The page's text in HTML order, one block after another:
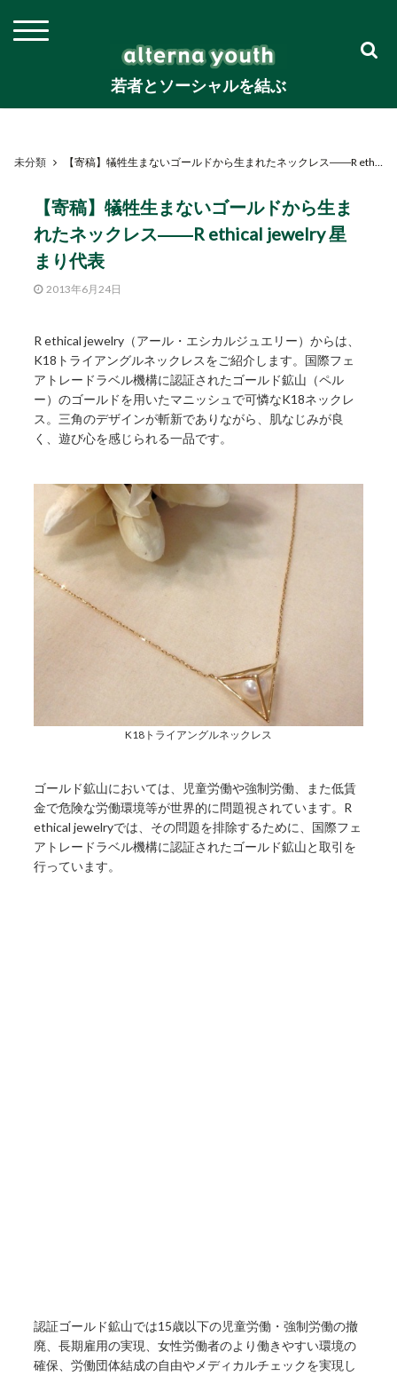
若者とソーシャルを結ぶ
未分類 【寄稿】犠牲生まないゴールドから生まれたネックレス――R ethical jewelry 星まり代表
【寄稿】犠牲生まないゴールドから生ま
れたネックレス――R ethical jewelry 星
まり代表
2013年6月24日
R ethical jewelry（アール・エシカルジュエリー）からは、
K18トライアングルネックレスをご紹介します。国際フェ
アトレードラベル機構に認証されたゴールド鉱山（ペル
ー）のゴールドを用いたマニッシュで可憐なK18ネックレ
ス。三角のデザインが斬新でありながら、肌なじみが良
く、遊び心を感じられる一品です。
K18トライアングルネックレス
ゴールド鉱山においては、児童労働や強制労働、また低賃
金で危険な労働環境等が世界的に問題視されています。R
ethical jewelryでは、その問題を排除するために、国際フェ
アトレードラベル機構に認証されたゴールド鉱山と取引を
行っています。
認証ゴールド鉱山では15歳以下の児童労働・強制労働の撤
廃、長期雇用の実現、女性労働者のより働きやすい環境の
確保、労働団体結成の自由やメディカルチェックを実現し